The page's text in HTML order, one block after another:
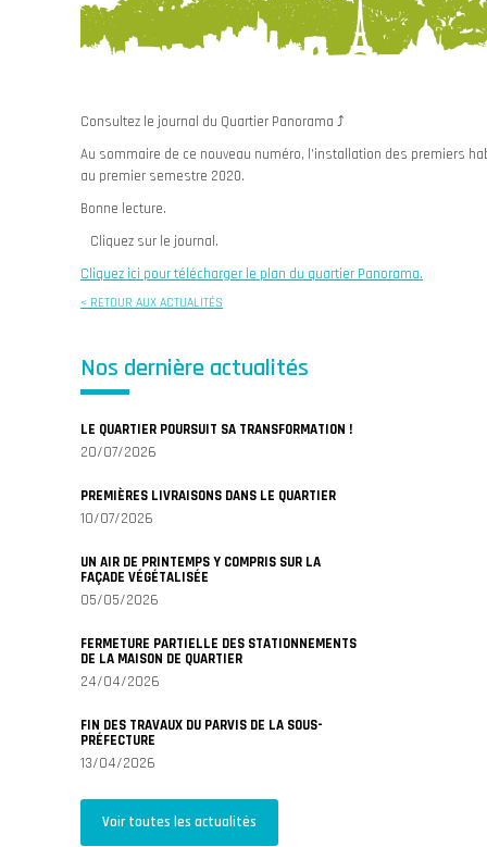
Consultez le journal du Quartier Panorama ⤴
Au sommaire de ce nouveau numéro, l’installation des premiers
au premier semestre 2020.
Bonne lecture.
Cliquez sur le journal.
Cliquez ici pour télécharger le plan du quartier Panorama.
< RETOUR AUX ACTUALITÉS
Nos dernière actualités
LE QUARTIER POURSUIT SA TRANSFORMATION !
20/07/2026
PREMIÈRES LIVRAISONS DANS LE QUARTIER
10/07/2026
UN AIR DE PRINTEMPS Y COMPRIS SUR LA
FAÇADE VÉGÉTALISÉE
05/05/2026
FERMETURE PARTIELLE DES STATIONNEMENTS
DE LA MAISON DE QUARTIER
24/04/2026
FIN DES TRAVAUX DU PARVIS DE LA SOUS-
PRÉFECTURE
13/04/2026
Voir toutes les actualités